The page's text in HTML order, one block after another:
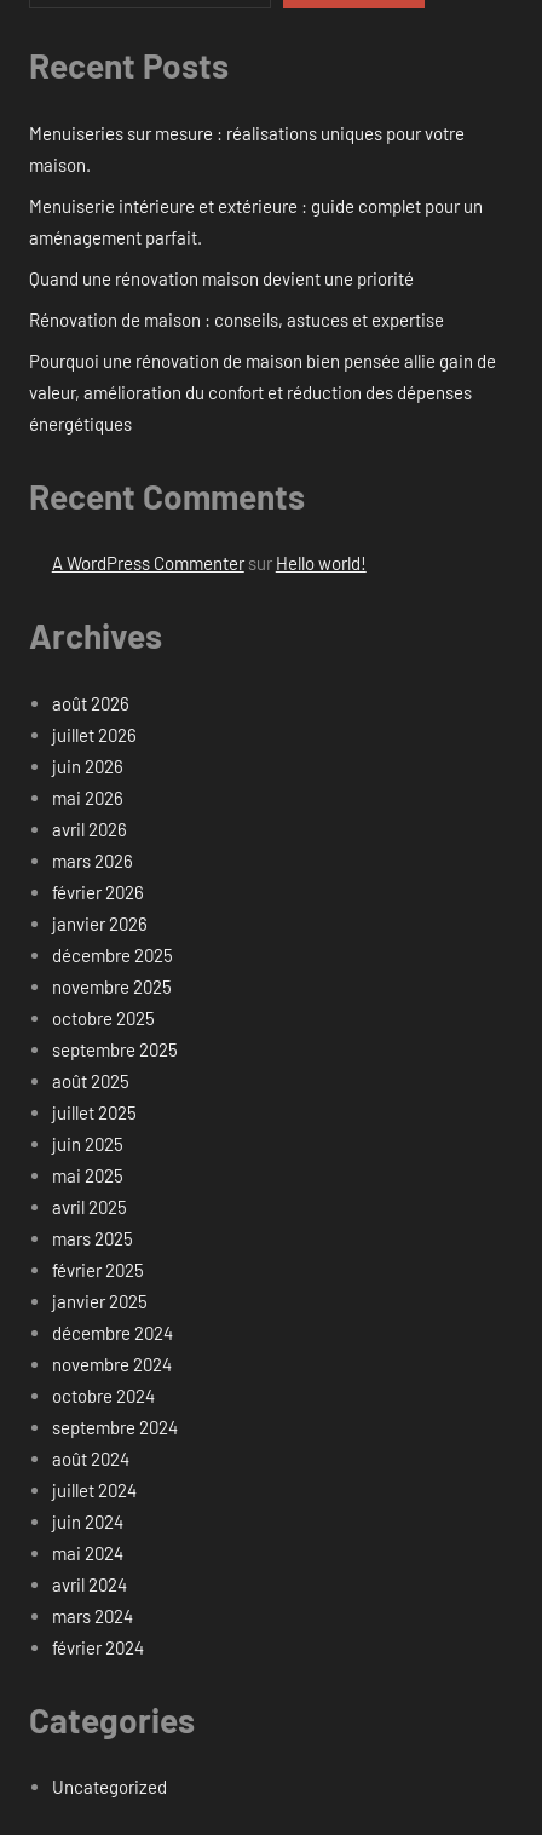
Recent Posts
Menuiseries sur mesure : réalisations uniques pour votre
maison.
Menuiserie intérieure et extérieure : guide complet pour un
aménagement parfait.
Quand une rénovation maison devient une priorité
Rénovation de maison : conseils, astuces et expertise
Pourquoi une rénovation de maison bien pensée allie gain de
valeur, amélioration du confort et réduction des dépenses
énergétiques
Recent Comments
A WordPress Commentersur Hello world!
Archives
août 2026
juillet 2026
juin 2026
mai 2026
avril 2026
mars 2026
février 2026
janvier 2026
décembre 2025
novembre 2025
octobre 2025
septembre 2025
août 2025
juillet 2025
juin 2025
mai 2025
avril 2025
mars 2025
février 2025
janvier 2025
décembre 2024
novembre 2024
octobre 2024
septembre 2024
août 2024
juillet 2024
juin 2024
mai 2024
avril 2024
mars 2024
février 2024
Categories
Uncategorized